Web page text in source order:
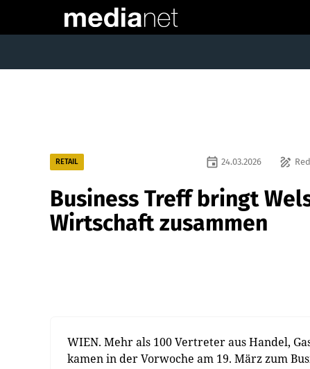
RETAIL draw
event 24.03.2026
Business Treff bringt
Wirtschaft zusammen
WIEN. Mehr als 100 Vertreter aus Handel,
kamen in der Vorwoche am 19. März zum